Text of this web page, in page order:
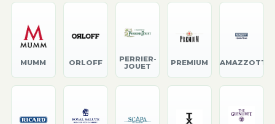
MUMM ORLOFF
PERRIER-
JOUET
PREMIUM RAMAZZOTTI